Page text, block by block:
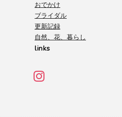
おでかけ
ブライダル
更新記録
自然、花、暮らし
links